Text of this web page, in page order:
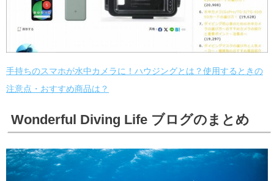
手持ちのスマホが水中カメラに！ハウジングとは？使用するときの
注意点・おすすめ商品は？
Wonderful Diving Life ブログのまとめ